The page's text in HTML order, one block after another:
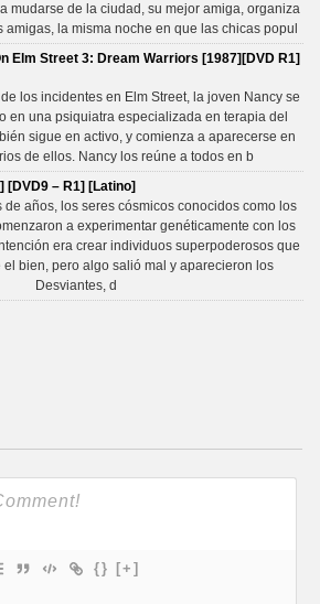
mudarse de la ciudad, su mejor amiga, organiza
amigas, la misma noche en que las chicas popul
Elm Street 3: Dream Warriors [1987][DVD R1]
los incidentes en Elm Street, la joven Nancy se
en una psiquiatra especializada en terapia del
sigue en activo, y comienza a aparecerse en
de ellos. Nancy los reúne a todos en b
[DVD9 – R1] [Latino]
de años, los seres cósmicos conocidos como los
a experimentar genéticamente con los
era crear individuos superpoderosos que
el bien, pero algo salió mal y aparecieron los
Desviantes, d
{} [+]